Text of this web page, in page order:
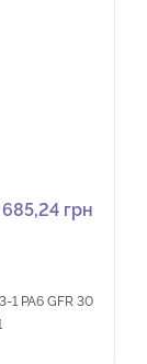
685,24 грн
1 PA6 GFR 30